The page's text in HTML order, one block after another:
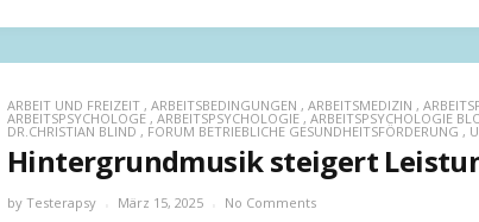
ARBEIT UND FREIZEIT , ARBEITSBEDINGUNGEN , ARBEITSMEDIZIN ,
ARBEITSPSYCHOLOGE , ARBEITSPSYCHOLOGIE , ARBEITSPSYCHOLOGIE
DR.CHRISTIAN BLIND , FORUM BETRIEBLICHE GESUNDHEITSFÖRDERUNG ,
Hintergrundmusik steigert
by Testerapsy März 15, 2025 No Comments